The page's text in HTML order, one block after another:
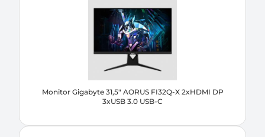
Monitor Gigabyte 31,5" AORUS FI32Q-X 2xHDMI DP
3xUSB 3.0 USB-C